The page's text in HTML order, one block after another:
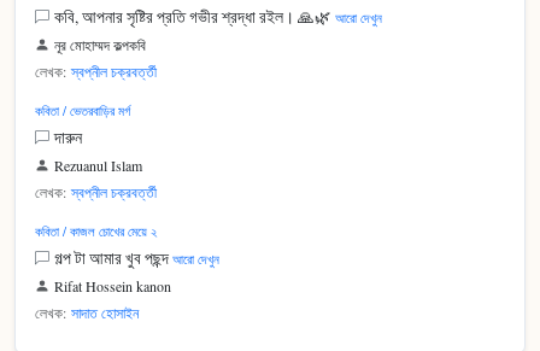
কবি, আপনার সৃষ্টির প্রতি গভীর শ্রদ্ধা রইল। 🙏🌿 আরো দেখুন
নূর মোহাম্মদ কল্পকবি
লেখক: স্বপ্নীল চক্রবর্ত্তী
কবিতা / ভেতরবাড়ির মর্গ
দারুন
Rezuanul Islam
লেখক: স্বপ্নীল চক্রবর্ত্তী
কবিতা / কাজল চোখের মেয়ে ২
গল্প টা আমার খুব পছন্দ আরো দেখুন
Rifat Hossein kanon
লেখক: সাদাত হোসাইন